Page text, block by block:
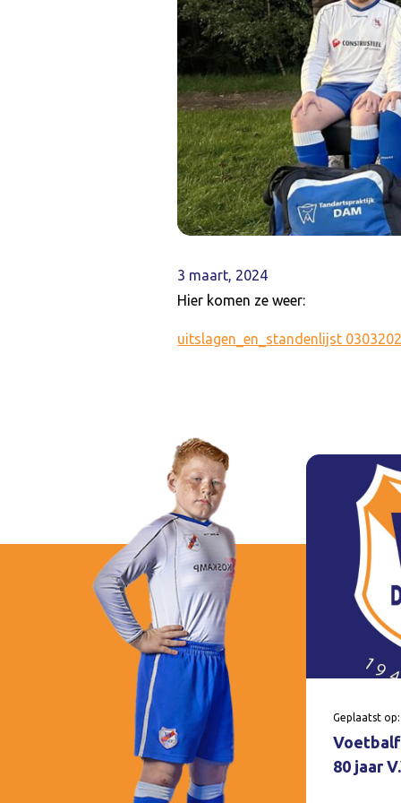
3 maart, 2024
Hier komen ze weer:
uitslagen_en_standenlijst
Geplaatst
80 jaar